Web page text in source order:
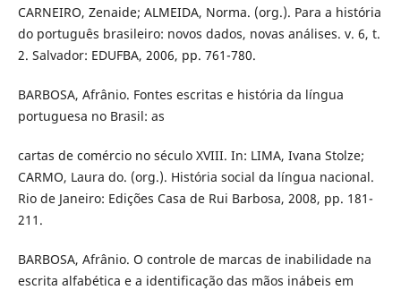
CARNEIRO, Zenaide; ALMEIDA, Norma. (org.). Para a história
do português brasileiro: novos dados, novas análises. v. 6, t.
2. Salvador: EDUFBA, 2006, pp. 761-780.
BARBOSA, Afrânio. Fontes escritas e história da língua
portuguesa no Brasil: as
cartas de comércio no século XVIII. In: LIMA, Ivana Stolze;
CARMO, Laura do. (org.). História social da língua nacional.
Rio de Janeiro: Edições Casa de Rui Barbosa, 2008, pp. 181-
211.
BARBOSA, Afrânio. O controle de marcas de inabilidade na
escrita alfabética e a identificação das mãos inábeis em